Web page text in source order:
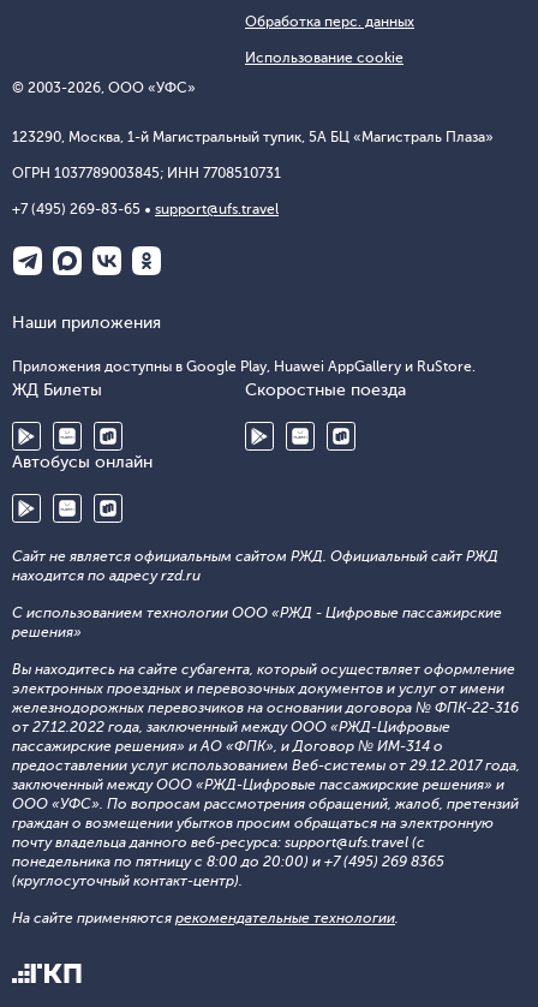
© 2003-2026, ООО «УФС»
123290, Москва, 1-й Магистральный тупик, 5А БЦ «Магистраль Плаза»
ОГРН 1037789003845; ИНН 7708510731
+7 (495) 269-83-65 support@ufs.travel
Обработка перс. данных
Использование cookie
Наши приложения
Приложения доступны в Google Play, Huawei AppGallery и RuStore.
ЖД Билеты Скоростные поезда
Автобусы онлайн
Сайт не является официальным сайтом РЖД. Официальный сайт РЖД
находится по адресу rzd.ru
С использованием технологии ООО «РЖД - Цифровые пассажирские
решения»
Вы находитесь на сайте субагента, который осуществляет оформление
электронных проездных и перевозочных документов и услуг от имени
железнодорожных перевозчиков на основании договора № ФПК-22-316
от 27.12.2022 года, заключенный между ООО «РЖД-Цифровые
пассажирские решения» и АО «ФПК», и Договор № ИМ-314 о
предоставлении услуг использованием Веб-системы от 29.12.2017 года,
заключенный между ООО «РЖД-Цифровые пассажирские решения» и
ООО «УФС». По вопросам рассмотрения обращений, жалоб, претензий
граждан о возмещении убытков просим обращаться на электронную
почту владельца данного веб-ресурса: support@ufs.travel (с
понедельника по пятницу с 8:00 до 20:00) и +7 (495) 269 8365
(круглосуточный контакт-центр).
На сайте применяются рекомендательные технологии